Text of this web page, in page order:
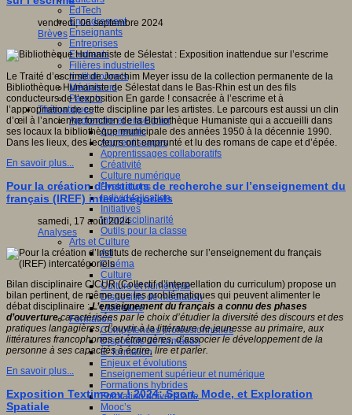
EdTech
Encadrement
Enseignants
Entreprises
Etudiants
Filières industrielles
Institutionnels
Médiateurs
Parents
Thématiques
Apprendre et enseigner
Apprendre
Apprentissages
Apprentissages collaboratifs
Créativité
Culture numérique
Evaluations
Individualisation
Initiatives
Interdisciplinarité
Outils pour la classe
Arts et Culture
Art
Cinéma
Culture
Culture et numérique
Dispositifs de médiation
Littérature
Formation
Compétences professionnelles
Dispositifs de formation
E- formation
Enjeux et évolutions
Enseignement supérieur et numérique
Formations hybrides
Formation universitaire
Mooc’s
vendredi, 06 septembre 2024
Brèves
Le Traité d’escrime de Joachim Meyer issu de la collection permanente de la
Bibliothèque Humaniste de Sélestat dans le Bas-Rhin est un des fils
conducteurs de l’exposition En garde ! consacrée à l’escrime et à
l’appropriation de cette discipline par les artistes. Le parcours est aussi un clin
d’œil à l’ancienne fonction de la Bibliothèque Humaniste qui a accueilli dans
ses locaux la bibliothèque municipale des années 1950 à la décennie 1990.
Dans les lieux, des lecteurs ont emprunté et lu des romans de cape et d’épée.
En savoir plus...
Pour la création d’Instituts de recherche sur l’enseignement du
français (IREF) intercatégoriels
samedi, 17 août 2024
Analyses
Bilan disciplinaire CICUR (Collectif d’interpellation du curriculum) propose un
bilan pertinent, de même que les problématiques qui peuvent alimenter le
débat disciplinaire :L’enseignement du français a connu des phases
d’ouverturecaractérisées par le choix d’étudier la diversité des discours et des
pratiques langagières, d’ouvrir à la littérature de jeunesse au primaire, aux
littératures francophones et étrangères, d’associer le développement de la
personne à ses capacités à écrire, lire et parler.
En savoir plus...
Exposition Textimoov ! 2024: Sport, Mode, et Exploration
Spatiale